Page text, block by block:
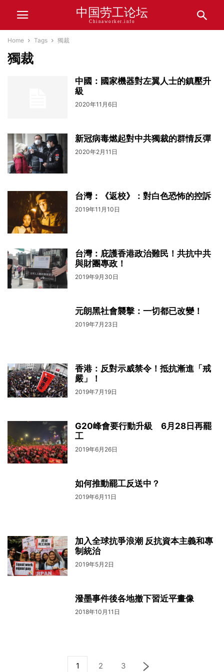
中国劳工论坛
Chinaworker.info
Home Tags 獨裁
獨裁
中國：國家機器對左翼人士的鎮壓升
級
2020年11月6日
新冠病毒燃起對中共獨裁的群情反彈
2020年2月11日
台灣：《返校》：對白色恐怖的控訴
2019年11月10日
台灣：庇護香港政治難民！共抗中共
與財團專政！
2019年9月30日
元朗黑社會襲擊：一切都已改變！
2019年7月23日
香港：反對示威禁令！抵抗漸進「戒
嚴」！
2019年7月19日
G20峰會要行動升級 6月28日再罷
工
2019年6月26日
如何推動罷工反送中？
2019年6月11日
加入全球抗爭浪潮 反抗資本主義和專
制統治
2019年5月2日
潑墨事件後各地撤下習近平畫像
2018年10月11日
1 2 3